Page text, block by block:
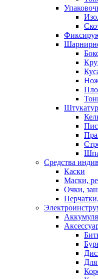
Средства
Каски
Маски,
Очки,
Для